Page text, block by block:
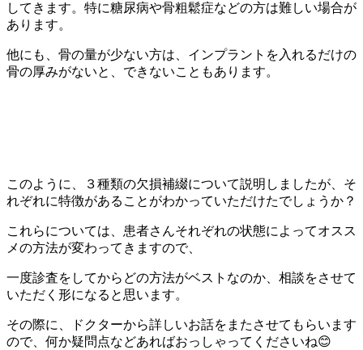
してきます。特に糖尿病や骨粗鬆症などの方は難しい場合が
あります。
他にも、骨の量が少ない方は、インプラントを入れるだけの
骨の厚みがないと、できないこともあります。
このように、３種類の欠損補綴について説明しましたが、そ
れぞれに特徴があることがわかっていただけたでしょうか？
これらについては、患者さんそれぞれの状態によってオスス
メの方法が変わってきますので、
一度診査をしてからどの方法がベストなのか、相談をさせて
いただく形になると思います。
その際に、ドクターから詳しいお話をまたさせてもらいます
ので、何か疑問点などあればおっしゃってくださいね😊